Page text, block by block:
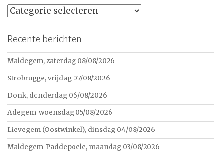
Categorieën
Recente berichten :
Maldegem, zaterdag 08/08/2026
Strobrugge, vrijdag 07/08/2026
Donk, donderdag 06/08/2026
Adegem, woensdag 05/08/2026
Lievegem (Oostwinkel), dinsdag 04/08/2026
Maldegem-Paddepoele, maandag 03/08/2026